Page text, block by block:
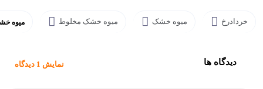
خردادرخ میوه خشک میوه خشک مخلوط میوه
دیدگاه ها نمایش 1 دیدگاه